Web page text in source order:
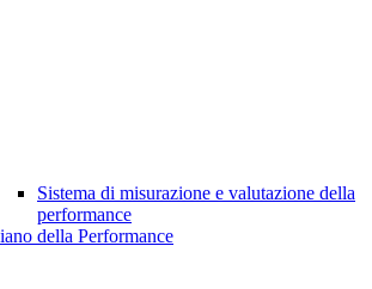
Sistema di misurazione e valutazione della
performance
della Performance